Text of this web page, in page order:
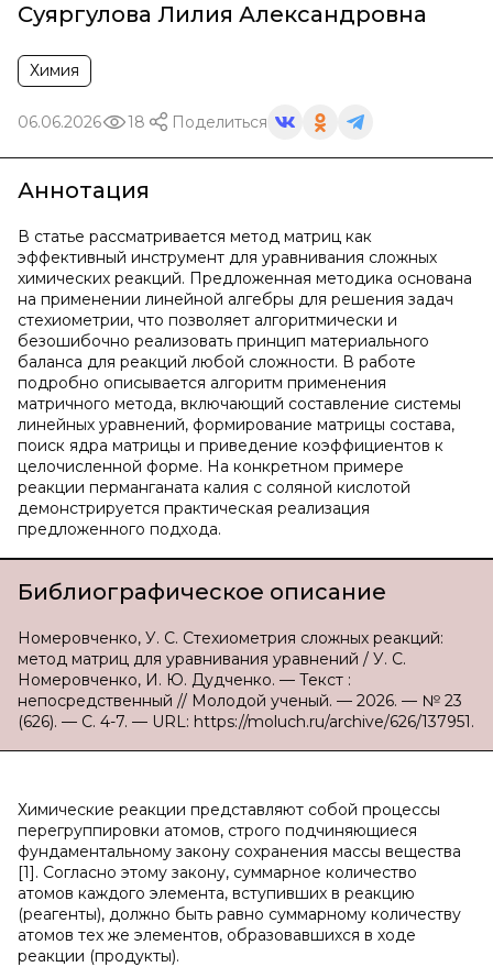
Суяргулова Лилия Александровна
Химия
06.06.2026 18 Поделиться
Аннотация
В статье рассматривается метод матриц как
эффективный инструмент для уравнивания сложных
химических реакций. Предложенная методика основана
на применении линейной алгебры для решения задач
стехиометрии, что позволяет алгоритмически и
безошибочно реализовать принцип материального
баланса для реакций любой сложности. В работе
подробно описывается алгоритм применения
матричного метода, включающий составление системы
линейных уравнений, формирование матрицы состава,
поиск ядра матрицы и приведение коэффициентов к
целочисленной форме. На конкретном примере
реакции перманганата калия с соляной кислотой
демонстрируется практическая реализация
предложенного подхода.
Библиографическое описание
Номеровченко, У. С. Стехиометрия сложных реакций:
метод матриц для уравнивания уравнений / У. С.
Номеровченко, И. Ю. Дудченко. — Текст :
непосредственный // Молодой ученый. — 2026. — № 23
(626). — С. 4-7. — URL: https://moluch.ru/archive/626/137951.
Химические реакции представляют собой процессы
перегруппировки атомов, строго подчиняющиеся
фундаментальному закону сохранения массы вещества
[1]. Согласно этому закону, суммарное количество
атомов каждого элемента, вступивших в реакцию
(реагенты), должно быть равно суммарному количеству
атомов тех же элементов, образовавшихся в ходе
реакции (продукты).